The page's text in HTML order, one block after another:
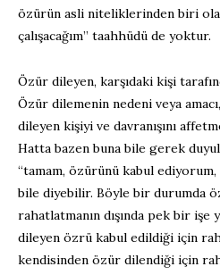
özürün asli niteliklerinden biri
çalışacağım” taahhüdü de yoktur.
Özür dileyen, karşıdaki kişi
Özür dilemenin nedeni veya
dileyen kişiyi ve davranışını
Hatta bazen buna bile gerek
“tamam, özürünü kabul
bile diyebilir. Böyle bir durumda
rahatlatmanın dışında pek bir işe
dileyen özrü kabul edildiği için
kendisinden özür dilendiği için